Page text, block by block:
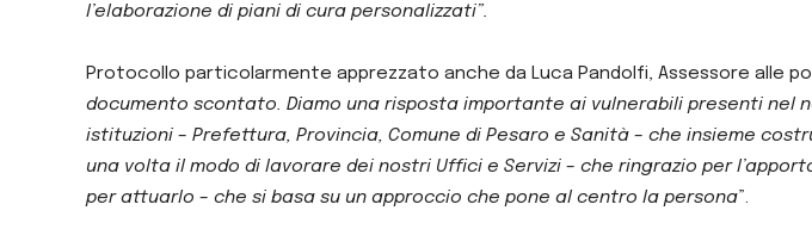
l’elaborazione di piani di cura personalizzati”.
Protocollo particolarmente apprezzato anche da Luca Pandolfi, Assessore alle
documento scontato. Diamo una risposta importante ai vulnerabili presenti
istituzioni – Prefettura, Provincia, Comune di Pesaro e Sanità – che insieme
una volta il modo di lavorare dei nostri Uffici e Servizi – che ringrazio per
per attuarlo – che si basa su un approccio che pone al centro la persona”.